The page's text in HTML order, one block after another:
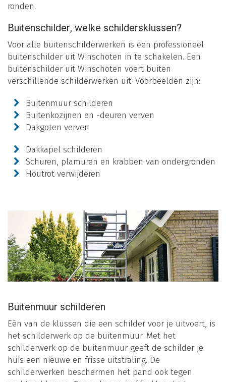
ronden.
Buitenschilder, welke schildersklussen?
Voor alle buitenschilderwerken is een professioneel
buitenschilder uit Winschoten in te schakelen. Een
buitenschilder uit Winschoten voert buiten
verschillende schilderwerken uit. Voorbeelden zijn:
Buitenmuur schilderen
Buitenkozijnen en -deuren verven
Dakgoten verven
Dakkapel schilderen
Schuren, plamuren en krabben van ondergronden
Houtrot verwijderen
Buitenmuur schilderen
Eén van de klussen die een schilder voor je uitvoert, is
het schilderwerk op de buitenmuur. Met het
schilderwerk op de buitenmuur geeft de schilder je
huis een nieuwe en frisse uitstraling. De
schilderwerken beschermen het pand ook tegen